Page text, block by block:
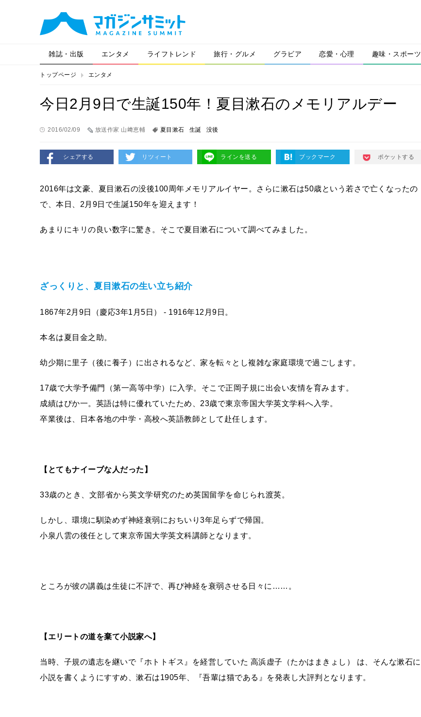
雑誌・出版 エンタメ ライフトレンド 旅行・グルメ グラビア 恋愛・心理 趣味・スポーツ
トップページ エンタメ
今日2月9日で生誕150年！夏目漱石のメモリアルデー
2016/02/09 放送作家 山﨑恵輔 夏目漱石 生誕 没後
シェアする リツィート ラインを送る ブックマーク ポケットする
2016年は文豪、夏目漱石の没後100周年メモリアルイヤー。さらに漱石は50歳という若さで亡くなったの
で、本日、2月9日で生誕150年を迎えます！
あまりにキリの良い数字に驚き。そこで夏目漱石について調べてみました。
ざっくりと、夏目漱石の生い立ち紹介
1867年2月9日（慶応3年1月5日） - 1916年12月9日。
本名は夏目金之助。
幼少期に里子（後に養子）に出されるなど、家を転々とし複雑な家庭環境で過ごします。
17歳で大学予備門（第一高等中学）に入学。そこで正岡子規に出会い友情を育みます。
成績はぴか一。英語は特に優れていたため、23歳で東京帝国大学英文学科へ入学。
卒業後は、日本各地の中学・高校へ英語教師として赴任します。
【とてもナイーブな人だった】
33歳のとき、文部省から英文学研究のため英国留学を命じられ渡英。
しかし、環境に馴染めず神経衰弱におちいり3年足らずで帰国。
小泉八雲の後任として東京帝国大学英文科講師となります。
ところが彼の講義は生徒に不評で、再び神経を衰弱させる日々に……。
【エリートの道を棄て小説家へ】
当時、子規の遺志を継いで『ホトトギス』を経営していた 高浜虚子（たかはまきょし） は、そんな漱石に
小説を書くようにすすめ、漱石は1905年、『吾輩は猫である』を発表し大評判となります。